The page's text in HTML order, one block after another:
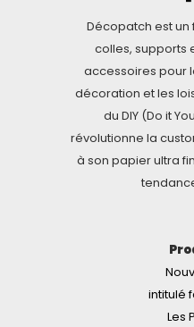
Décopatch est
colles, supports
accessoires pour
décoration et les
du DIY (Do it
révolutionne la
à son papier ultra
intitulé
Les